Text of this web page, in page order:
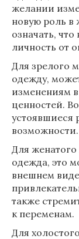
желании
новую роль в
означать,
личность от
Для зрелого
одежду,
изменениям
ценностей.
устоявшиеся
возможности.
Для
одежда, это
внешнем
также
к переменам.
Для